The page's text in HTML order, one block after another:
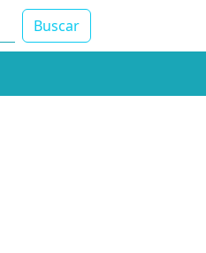
Buscar